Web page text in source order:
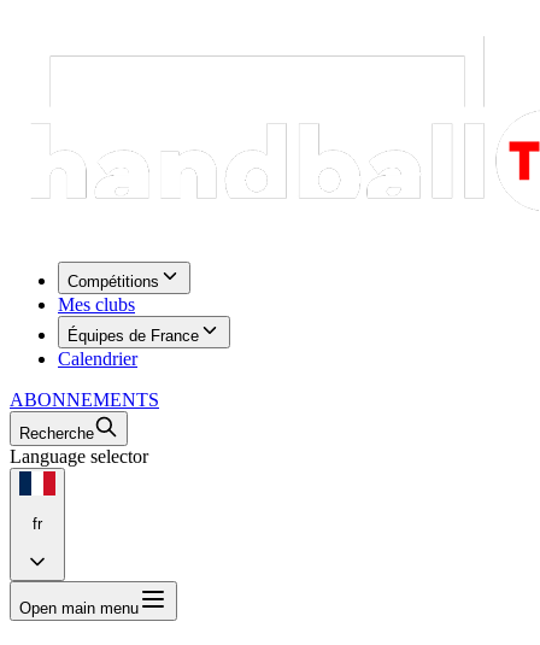
Compétitions
Mes clubs
Équipes de France
Calendrier
ABONNEMENTS
Recherche
Language selector
fr
Open main menu